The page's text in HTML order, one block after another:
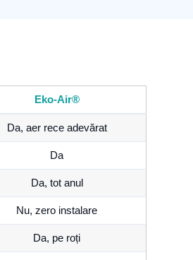
Eko-Air®
Da, aer rece adevărat
Da
Da, tot anul
Nu, zero instalare
Da, pe roți